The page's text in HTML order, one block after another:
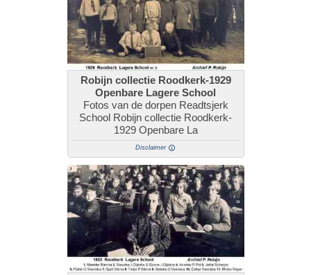
Robijn collectie Roodkerk-1929
Openbare Lagere School
Fotos van de dorpen Readtsjerk
School Robijn collectie Roodkerk-
1929 Openbare La
Disclaimer